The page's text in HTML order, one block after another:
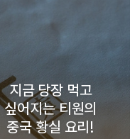
네이버 블로그
지금 당장 먹고
싶어지는 티원의
중국 황실 요리!